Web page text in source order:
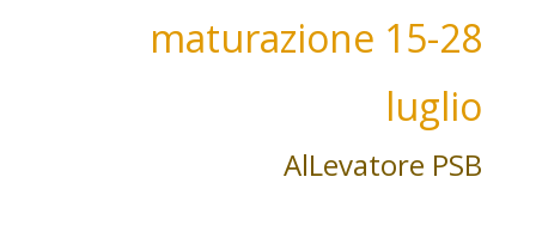
maturazione 15-28
luglio
AlLevatore PSB